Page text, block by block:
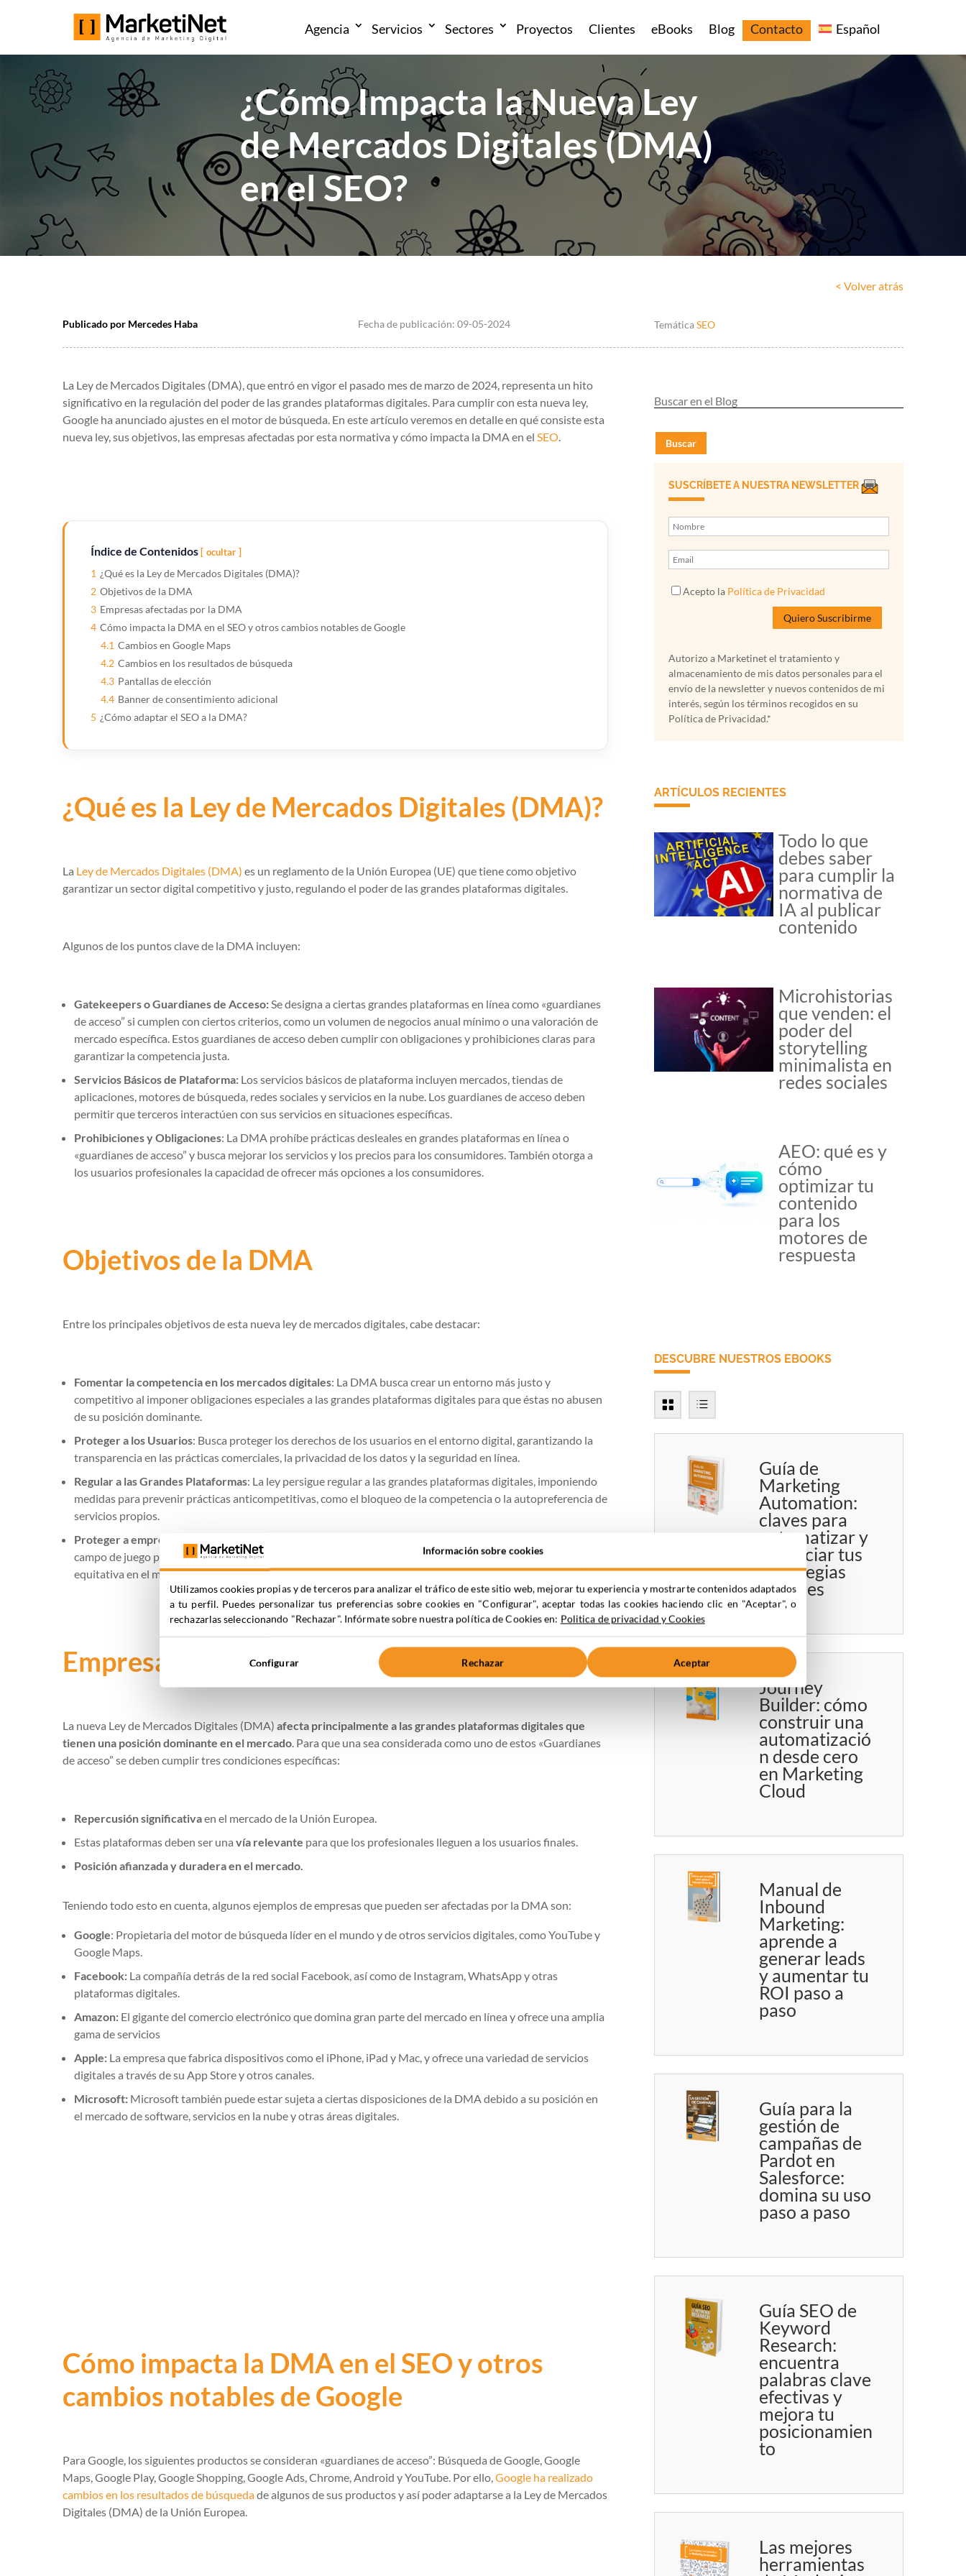
Agencia Servicios Sectores Proyectos Clientes eBooks Blog Contacto Español
¿Cómo Impacta la Nueva Ley
de Mercados Digitales (DMA)
en el SEO?
< Volver atrás
Publicado por Mercedes Haba Fecha de publicación:09-05-2024 TemáticaSEO
La Ley de Mercados Digitales (DMA), que entró en vigor el pasado mes de marzo de 2024, representa un hito
significativo en la regulación del poder de las grandes plataformas digitales. Para cumplir con esta nueva ley,
Google ha anunciado ajustes en el motor de búsqueda. En este artículo veremos en detalle en qué consiste esta
nueva ley, sus objetivos, las empresas afectadas por esta normativa y cómo impacta la DMA en el SEO.
Índice de Contenidos ocultar
1 ¿Qué es la Ley de Mercados Digitales (DMA)?
2 Objetivos de la DMA
3 Empresas afectadas por la DMA
4 Cómo impacta la DMA en el SEO y otros cambios notables de Google
4.1 Cambios en Google Maps
4.2 Cambios en los resultados de búsqueda
4.3 Pantallas de elección
4.4 Banner de consentimiento adicional
5 ¿Cómo adaptar el SEO a la DMA?
¿Qué es la Ley de Mercados Digitales (DMA)?
La Ley de Mercados Digitales (DMA) es un reglamento de la Unión Europea (UE) que tiene como objetivo
garantizar un sector digital competitivo y justo, regulando el poder de las grandes plataformas digitales.
Algunos de los puntos clave de la DMA incluyen:
Gatekeepers o Guardianes de Acceso:Se designa a ciertas grandes plataformas en línea como «guardianes
de acceso” si cumplen con ciertos criterios, como un volumen de negocios anual mínimo o una valoración de
mercado específica. Estos guardianes de acceso deben cumplir con obligaciones y prohibiciones claras para
garantizar la competencia justa.
Servicios Básicos de Plataforma: Los servicios básicos de plataforma incluyen mercados, tiendas de
aplicaciones, motores de búsqueda, redes sociales y servicios en la nube. Los guardianes de acceso deben
permitir que terceros interactúen con sus servicios en situaciones específicas.
Prohibiciones y Obligaciones: La DMA prohíbe prácticas desleales en grandes plataformas en línea o
«guardianes de acceso” y busca mejorar los servicios y los precios para los consumidores. También otorga a
los usuarios profesionales la capacidad de ofrecer más opciones a los consumidores.
Objetivos de la DMA
Entre los principales objetivos de esta nueva ley de mercados digitales, cabe destacar:
Fomentar la competencia en los mercados digitales: La DMA busca crear un entorno más justo y
competitivo al imponer obligaciones especiales a las grandes plataformas digitales para que éstas no abusen
de su posición dominante.
Proteger a los Usuarios: Busca proteger los derechos de los usuarios en el entorno digital, garantizando la
transparencia en las prácticas comerciales, la privacidad de los datos y la seguridad en línea.
Regular a las Grandes Plataformas: La ley persigue regular a las grandes plataformas digitales, imponiendo
medidas para prevenir prácticas anticompetitivas, como el bloqueo de la competencia o la autopreferencia de
servicios propios.
Proteger a empresas más pequeñas y pomover la Innovación
campo de juego para las empresas más pequeñas y nuevas, permitiéndoles competir de manera más
equitativa en el mercado digital.
Empresas afectadas por la DMA
La nueva Ley de Mercados Digitales (DMA) afecta principalmente a las grandes plataformas digitales que
tienen una posición dominante en el mercado. Para que una sea considerada como uno de estos «Guardianes
de acceso” se deben cumplir tres condiciones específicas:
Repercusión significativaen el mercado de la Unión Europea.
Estas plataformas deben ser una vía relevante para que los profesionales lleguen a los usuarios finales.
Posición afianzada y duradera en el mercado.
Teniendo todo esto en cuenta, algunos ejemplos de empresas que pueden ser afectadas por la DMA son:
Google: Propietaria del motor de búsqueda líder en el mundo y de otros servicios digitales, como YouTube y
Google Maps.
Facebook: La compañía detrás de la red social Facebook, así como de Instagram, WhatsApp y otras
plataformas digitales.
Amazon: El gigante del comercio electrónico que domina gran parte del mercado en línea y ofrece una amplia
gama de servicios
Apple: La empresa que fabrica dispositivos como el iPhone, iPad y Mac, y ofrece una variedad de servicios
digitales a través de su App Store y otros canales.
Microsoft: Microsoft también puede estar sujeta a ciertas disposiciones de la DMA debido a su posición en
el mercado de software, servicios en la nube y otras áreas digitales.
Cómo impacta la DMA en el SEO y otros
cambios notables de Google
Para Google, los siguientes productos se consideran «guardianes de acceso”: Búsqueda de Google, Google
Maps, Google Play, Google Shopping, Google Ads, Chrome, Android y YouTube. Por ello,Google ha realizado
cambios en los resultados de búsquedade algunos de sus productos y así poder adaptarse a la Ley de Mercados
Digitales (DMA) de la Unión Europea.
Buscar
SUSCRÍBETE A NUESTRA NEWSLETTER
Acepto la Política de Privacidad
Autorizo a Marketinet el tratamiento y
almacenamiento de mis datos personales para el
envío de la newsletter y nuevos contenidos de mi
interés, según los términos recogidos en su
Política de Privacidad.*
ARTÍCULOS RECIENTES
Todo lo que
debes saber
para cumplir la
normativa de
IA al publicar
contenido
Microhistorias
que venden: el
poder del
storytelling
minimalista en
redes sociales
AEO: qué es y
cómo
optimizar tu
contenido
para los
motores de
respuesta
DESCUBRE NUESTROS EBOOKS
Guía de
Marketing
Automation:
claves para
automatizar y
potenciar tus
estrategias
digitales
Journey
Builder: cómo
construir una
automatizació
n desde cero
en Marketing
Cloud
Manual de
Inbound
Marketing:
aprende a
generar leads
y aumentar tu
ROI paso a
paso
Guía para la
gestión de
campañas de
Pardot en
Salesforce:
domina su uso
paso a paso
Guía SEO de
Keyword
Research:
encuentra
palabras clave
efectivas y
mejora tu
posicionamien
to
Las mejores
herramientas
Información sobre cookies
Utilizamos cookies propias y de terceros para analizar el tráfico de este sitio web, mejorar tu experiencia y mostrarte contenidos adaptados
a tu perfil. Puedes personalizar tus preferencias sobre cookies en "Configurar", aceptar todas las cookies haciendo clic en "Aceptar", o
rechazarlas seleccionando "Rechazar". Infórmate sobre nuestra política de Cookies en: Politica de privacidad y Cookies
Configurar Rechazar Aceptar